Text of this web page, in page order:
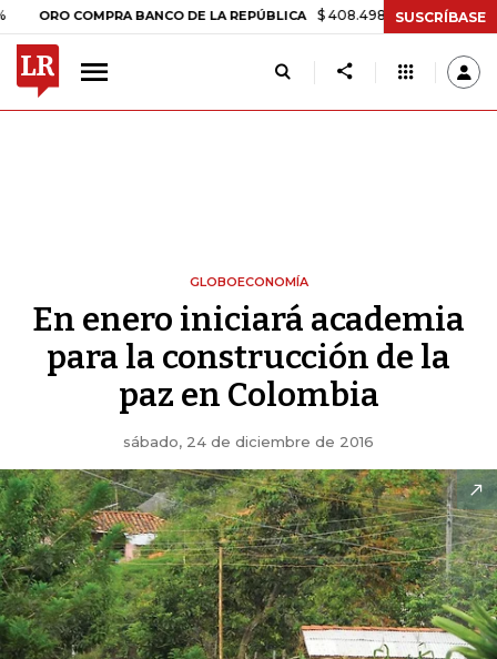
COMPRA BANCO DE LA REPÚBLICA $ 408.498,97 +$ 8.753,81 +2,19%
SUSCRÍBASE
GLOBOECONOMÍA
En enero iniciará academia
para la construcción de la
paz en Colombia
sábado, 24 de diciembre de 2016